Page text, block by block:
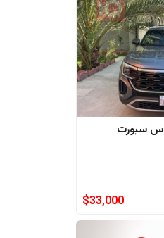
سبورت
$33,000